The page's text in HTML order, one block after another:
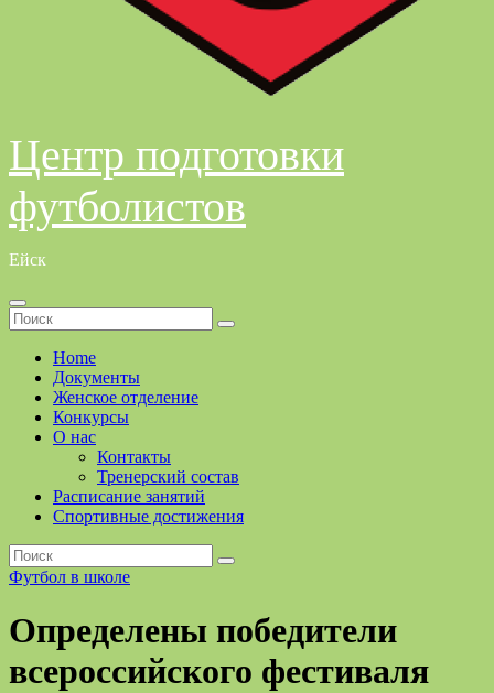
Центр подготовки
футболистов
Ейск
Home
Документы
Женское отделение
Конкурсы
О нас
Контакты
Тренерский состав
Расписание занятий
Спортивные достижения
Футбол в школе
Определены победители
всероссийского фестиваля